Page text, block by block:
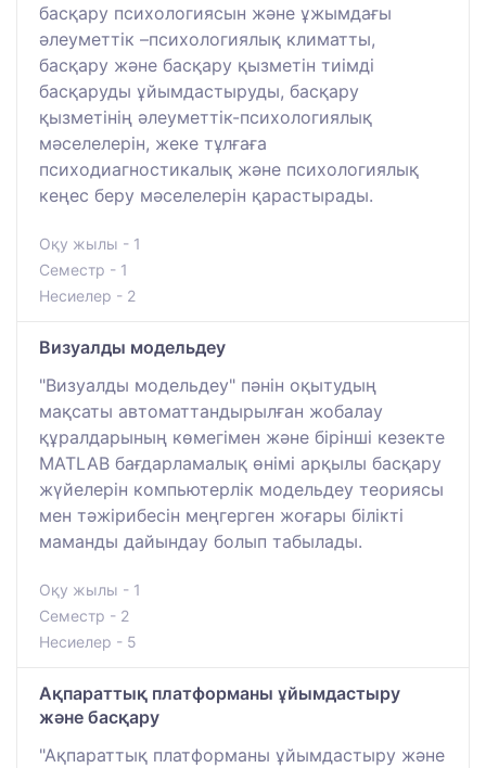
басқару психологиясын және ұжымдағы
әлеуметтік –психологиялық климатты,
басқару және басқару қызметін тиімді
басқаруды ұйымдастыруды, басқару
қызметінің әлеуметтік-психологиялық
мәселелерін, жеке тұлғаға
психодиагностикалық және психологиялық
кеңес беру мәселелерін қарастырады.
Оқу жылы - 1
Семестр - 1
Несиелер - 2
Визуалды модельдеу
"Визуалды модельдеу" пәнін оқытудың
мақсаты автоматтандырылған жобалау
құралдарының көмегімен және бірінші кезекте
MATLAB бағдарламалық өнімі арқылы басқару
жүйелерін компьютерлік модельдеу теориясы
мен тәжірибесін меңгерген жоғары білікті
маманды дайындау болып табылады.
Оқу жылы - 1
Семестр - 2
Несиелер - 5
Ақпараттық платформаны ұйымдастыру
және басқару
"Ақпараттық платформаны ұйымдастыру және